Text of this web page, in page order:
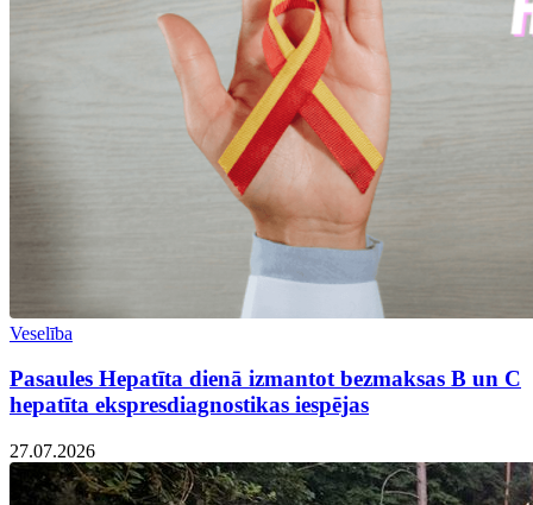
Veselība
Pasaules Hepatīta dienā izmantot bezmaksas B un C
hepatīta ekspresdiagnostikas iespējas
27.07.2026